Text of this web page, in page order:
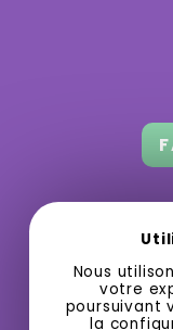
Orford 3.0
grandir et
Nous
votre
poursuivant
la